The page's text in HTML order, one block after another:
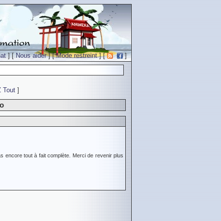
] [Nous aider] [Mode restreint] [ ]
Tout ]
encore tout à fait complète. Merci de revenir plus